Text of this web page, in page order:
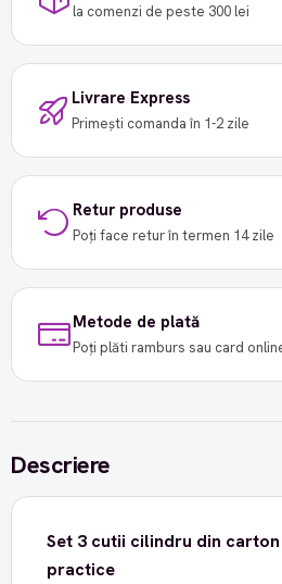
la comenzi de peste 300 lei
Livrare Express
Primești comanda în 1-2 zile
Retur produse
Poți face retur în termen 14 zile
Metode de plată
Poți plăti ramburs sau card
Descriere
Set 3 cutii cilindru din carton
practice